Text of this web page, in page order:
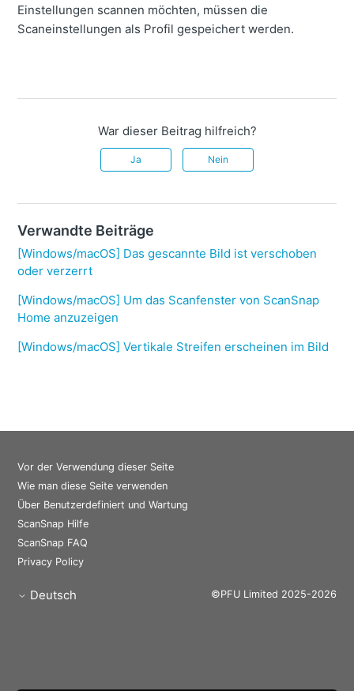
Einstellungen scannen möchten, müssen die
Scaneinstellungen als Profil gespeichert werden.
War dieser Beitrag hilfreich?
Ja Nein
Verwandte Beiträge
[Windows/macOS] Das gescannte Bild ist verschoben
oder verzerrt
[Windows/macOS] Um das Scanfenster von ScanSnap
Home anzuzeigen
[Windows/macOS] Vertikale Streifen erscheinen im Bild
Vor der Verwendung dieser Seite
Wie man diese Seite verwenden
Über Benutzerdefiniert und Wartung
ScanSnap Hilfe
ScanSnap FAQ
Privacy Policy
Deutsch ©PFU Limited 2025-2026